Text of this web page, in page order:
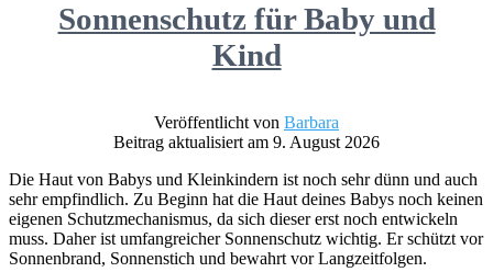
Sonnenschutz für Baby und
Kind
Veröffentlicht von Barbara
Beitrag aktualisiert am 9. August 2026
Die Haut von Babys und Kleinkindern ist noch sehr dünn und auch
sehr empfindlich. Zu Beginn hat die Haut deines Babys noch keinen
eigenen Schutzmechanismus, da sich dieser erst noch entwickeln
muss. Daher ist umfangreicher Sonnenschutz wichtig. Er schützt vor
Sonnenbrand, Sonnenstich und bewahrt vor Langzeitfolgen.